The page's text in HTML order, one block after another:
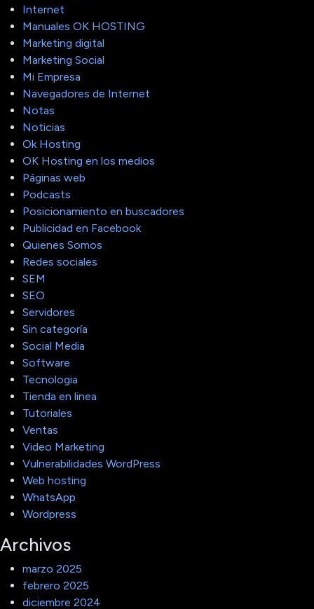
Internet
Manuales OK HOSTING
Marketing digital
Marketing Social
Mi Empresa
Navegadores de Internet
Notas
Noticias
Ok Hosting
OK Hosting en los medios
Páginas web
Podcasts
Posicionamiento en buscadores
Publicidad en Facebook
Quienes Somos
Redes sociales
SEM
SEO
Servidores
Sin categoría
Social Media
Software
Tecnologia
Tienda en linea
Tutoriales
Ventas
Video Marketing
Vulnerabilidades WordPress
Web hosting
WhatsApp
Wordpress
Archivos
marzo 2025
febrero 2025
diciembre 2024